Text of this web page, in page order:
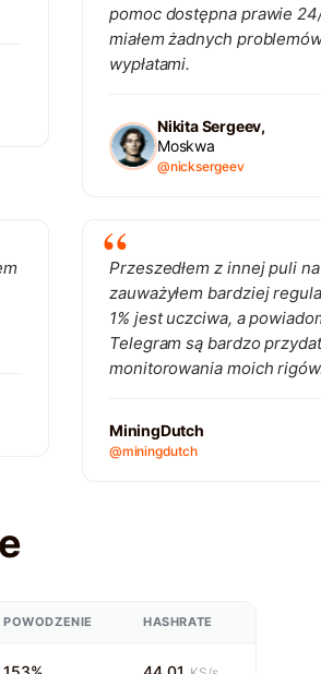
pomoc dostępna prawie
miałem żadnych
wypłatami.
Nikita Sergeev,
Moskwa
@nicksergeev
Przeszedłem z innej puli
zauważyłem bardziej
1% jest uczciwa, a
Telegram są bardzo
monitorowania moich
MiningDutch
@miningdutch
POWODZENIE HASHRATE